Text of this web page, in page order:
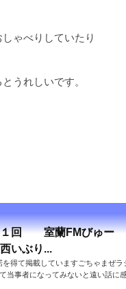
ゃべりしていたり
うれしいです。
１回 室蘭FMびゅー
いぶり...
得て掲載していますごちゃまぜラ
当事者になってみないと遠い話に感